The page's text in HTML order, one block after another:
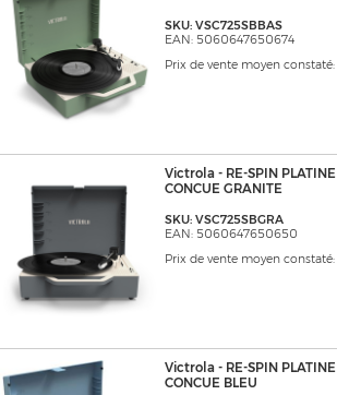
SKU: VSC725SBBAS
EAN: 5060647650674
Prix de vente moyen constaté:
Victrola - RE-SPIN
CONCUE GRANITE
SKU: VSC725SBGRA
EAN: 5060647650650
Prix de vente moyen constaté:
Victrola - RE-SPIN
CONCUE BLEU